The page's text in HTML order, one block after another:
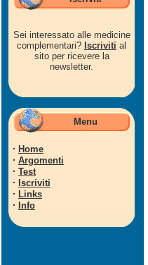
Sei interessato alle medicine
complementari? Iscriviti al
sito per ricevere la
newsletter.
Menu
· Home
· Argomenti
· Test
· Iscriviti
· Links
· Info